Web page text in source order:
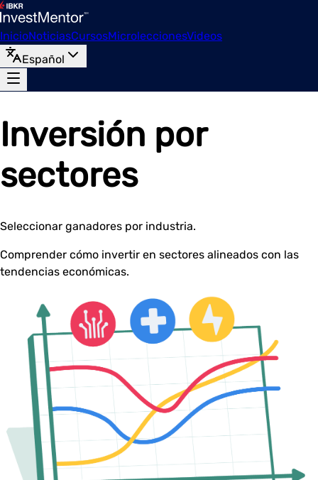
InicioNoticiasCursosMicroleccionesVideos
Español
Inversión por
sectores
Seleccionar ganadores por industria.
Comprender cómo invertir en sectores alineados con las
tendencias económicas.